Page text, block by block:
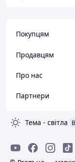
Покупцям
Продавцям
Про нас
Партнери
Тема - світла